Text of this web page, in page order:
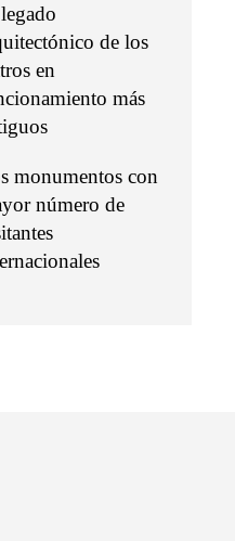
de los
en
más
monumentos con
número de